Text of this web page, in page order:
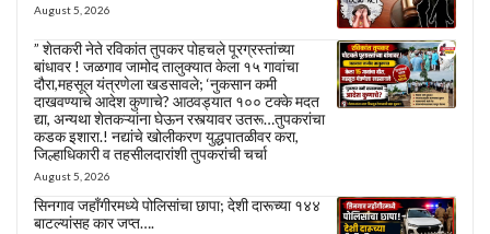
August 5, 2026
” शेतकरी नेते रविकांत तुपकर पोहचले पूरग्रस्तांच्या
बांधावर ! जळगाव जामोद तालुक्यात केला १५ गावांचा
दौरा,महसूल यंत्रणेला खडसावले; ‘नुकसान कमी
दाखवण्याचे आदेश कुणाचे? आठवड्यात १०० टक्के मदत
द्या, अन्यथा शेतकऱ्यांना घेऊन रस्त्यावर उतरू…तुपकरांचा
कडक इशारा.! नद्यांचे खोलीकरण युद्धपातळीवर करा,
जिल्हाधिकारी व तहसीलदारांशी तुपकरांची चर्चा
August 5, 2026
सिनगाव जहाँगीरमध्ये पोलिसांचा छापा; देशी दारूच्या १४४
बाटल्यांसह कार जप्त….